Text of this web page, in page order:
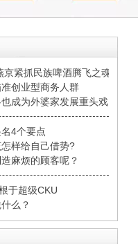
京紧抓民族啤酒腾飞之魂
创业型商务人群
成为外婆家发展重头戏
4个要点
样给自己借势?
麻烦的顾客呢？
于超级CKU
么？